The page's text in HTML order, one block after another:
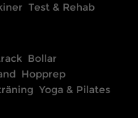
Test & Rehab
Bollar
Hopprep
Yoga & Pilates